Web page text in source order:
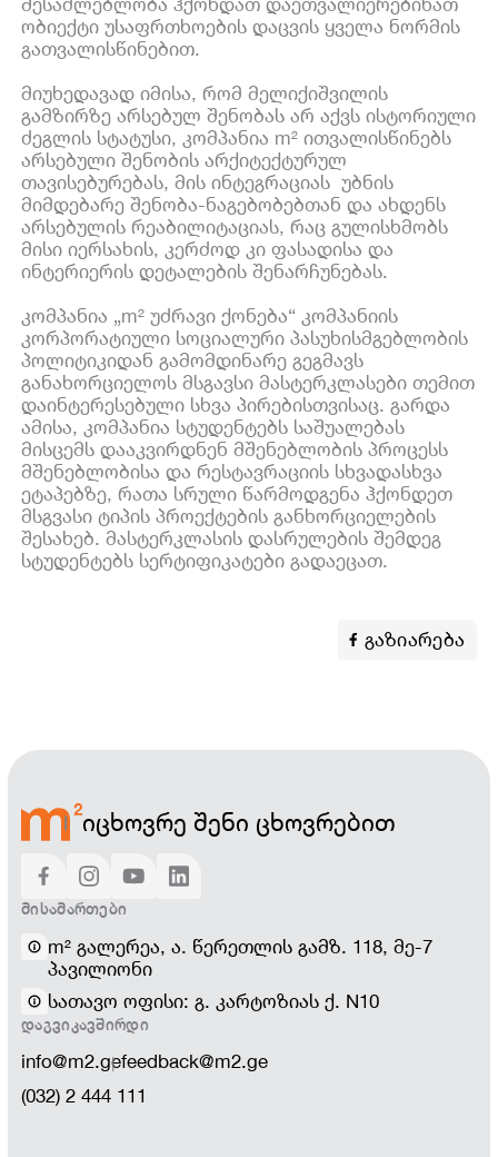
ობიექტი უსაფრთხოების დაცვის ყველა ნორმის
გათვალისწინებით.
მიუხედავად იმისა, რომ მელიქიშვილის
გამზირზე არსებულ შენობას არ აქვს ისტორიული
ძეგლის სტატუსი, კომპანია m² ითვალისწინებს
არსებული შენობის არქიტექტურულ
თავისებურებას, მის ინტეგრაციას უბნის
მიმდებარე შენობა-ნაგებობებთან და ახდენს
არსებულის რეაბილიტაციას, რაც გულისხმობს
მისი იერსახის, კერძოდ კი ფასადისა და
ინტერიერის დეტალების შენარჩუნებას.
კომპანია „m² უძრავი ქონება“ კომპანიის
კორპორატიული სოციალური პასუხისმგებლობის
პოლიტიკიდან გამომდინარე გეგმავს
განახორციელოს მსგავსი მასტერკლასები თემით
დაინტერესებული სხვა პირებისთვისაც. გარდა
ამისა, კომპანია სტუდენტებს საშუალებას
მისცემს დააკვირდნენ მშენებლობის პროცესს
მშენებლობისა და რესტავრაციის სხვადასხვა
ეტაპებზე, რათა სრული წარმოდგენა ჰქონდეთ
მსგვასი ტიპის პროექტების განხორციელების
შესახებ. მასტერკლასის დასრულების შემდეგ
სტუდენტებს სერტიფიკატები გადაეცათ.
გაზიარება
იცხოვრე შენი ცხოვრებით
ᲛᲘᲡᲐᲛᲐᲠᲗᲔᲑᲘ
m² გალერეა, ა. წერეთლის გამზ. 118, მე-7
პავილიონი
სათავო ოფისი: გ. კარტოზიას ქ. N10
ᲓᲐᲒᲕᲘᲙᲐᲕᲨᲘᲠᲓᲘ
info@m2.gefeedback@m2.ge
(032) 2 444 111